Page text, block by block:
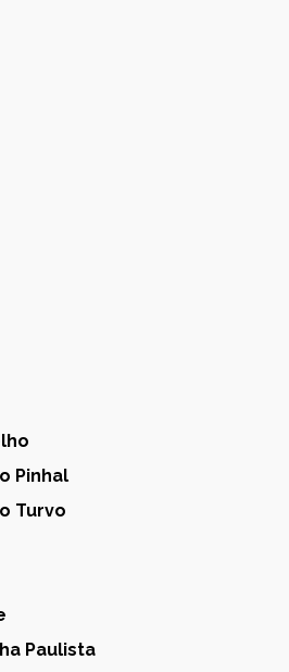
Pinhal
Turvo
Paulista